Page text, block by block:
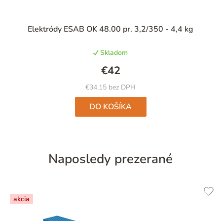
Elektródy ESAB OK 48.00 pr. 3,2/350 - 4,4 kg
Skladom
€34,15 bez DPH
€42
DO KOŠÍKA
Naposledy prezerané
akcia